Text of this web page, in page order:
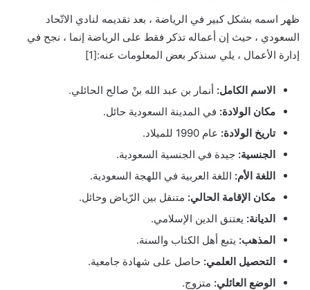
ظهر اسمه بشكل كبير في الرياضة ، بعد تقديمه لنادي الاتّحاد
السعودي ، حيث إن أعماله تذكر فقط على الرياضة إنما ، نجح في
إدارة الأعمال ، يلي سنذكر بعض المعلومات عنه:[1]
الاسم الكامل: أنمار بن عبد الله بنْ صالح الحائلي.
مكان الولادة: في المدينة السعودية حائل.
تاريخ الولادة: عام 1990 للميلاد.
الجنسية: جيدة في الجنسية السعودية.
اللغة الأم: اللغة العربية في اللهجة السعودية.
مكان الإقامة الحالي: متنقل بين الرّياض وحائل.
الديانة: يعتنق الدين الإسلامي.
المذهب: يتبع أهل الكتاب والسنة.
التحصيل العلمي: حاصل على شهادة جامعية.
الوضع العائلي: متزوج.